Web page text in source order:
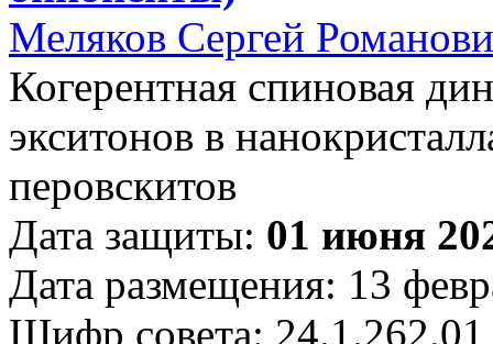
Меляков Сергей
Когерентная спиновая
экситонов в
перовскитов
Дата защиты: 01 июня
Дата размещения: 13
Шифр совета: 24.1.262.01